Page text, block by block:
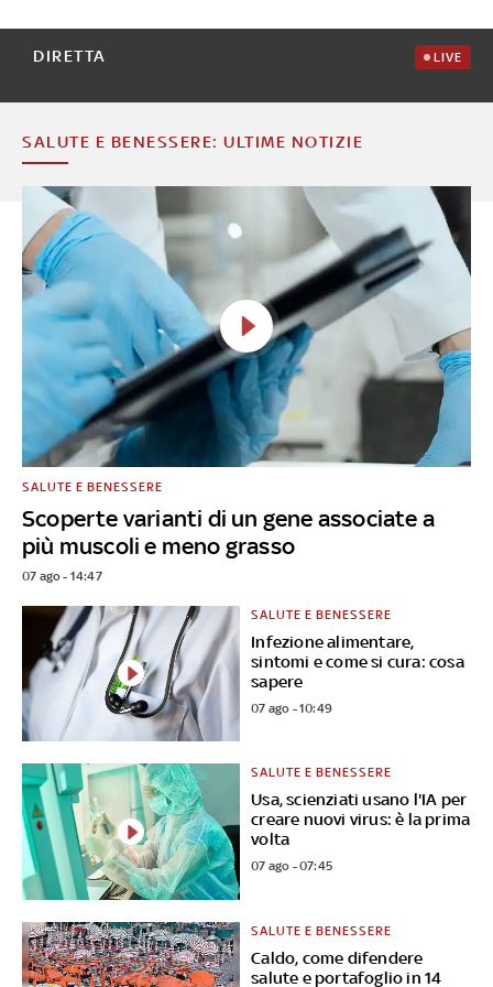
DIRETTA LIVE
SALUTE E BENESSERE: ULTIME NOTIZIE
Scoperte varianti di un gene associate a
più muscoli e meno grasso
SALUTE E BENESSERE
07 ago - 14:47
Infezione alimentare,
sintomi e come si cura: cosa
sapere
SALUTE E BENESSERE
07 ago - 10:49
Usa, scienziati usano l'IA per
creare nuovi virus: è la prima
volta
SALUTE E BENESSERE
07 ago - 07:45
Caldo, come difendere
salute e portafoglio in 14
SALUTE E BENESSERE